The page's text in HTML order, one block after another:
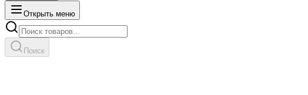
Открыть меню
Поиск